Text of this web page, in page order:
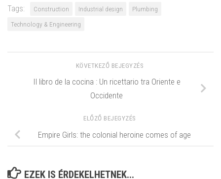
Tags: Construction Industrial design
Plumbing
Technology & Engineering
KÖVETKEZŐ BEJEGYZÉS
Il libro de la cocina : Un ricettario tra Oriente e
Occidente
ELŐZŐ BEJEGYZÉS
Empire Girls: the colonial heroine comes of age
EZEK IS ÉRDEKELHETNEK...